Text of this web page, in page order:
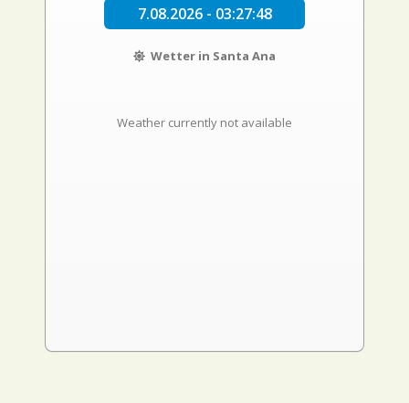
7.08.2026 - 03:27:49
Wetter in Santa Ana
Weather currently not available